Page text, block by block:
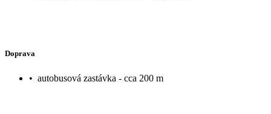
Doprava
• autobusová zastávka - cca 200 m